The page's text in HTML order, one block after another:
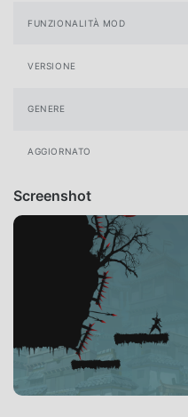
FUNZIONALITÀ MOD
VERSIONE
GENERE
AGGIORNATO
Screenshot